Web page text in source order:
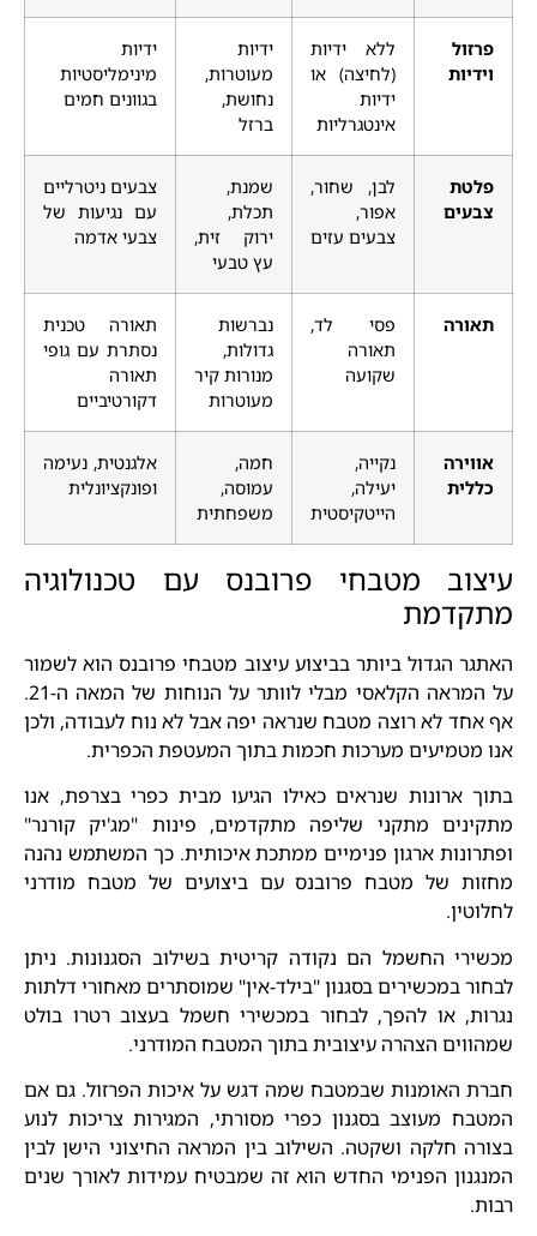
פרזול
וידיות
ללא ידיות
(לחיצה) או
ידיות
אינטגרליות
ידיות
מעוטרות,
נחושת,
ברזל
ידיות
מינימליסטיות
בגוונים חמים
פלטת
צבעים
לבן, שחור,
אפור,
צבעים עזים
שמנת,
תכלת,
ירוק זית,
עץ טבעי
צבעים ניטרליים
עם נגיעות של
צבעי אדמה
תאורה
פסי לד,
תאורה
שקועה
נברשות
גדולות,
מנורות קיר
מעוטרות
תאורה טכנית
נסתרת עם גופי
תאורה
דקורטיביים
אווירה
כללית
נקייה,
יעילה,
הייטקיסטית
חמה,
עמוסה,
משפחתית
אלגנטית, נעימה
ופונקציונלית
עיצוב מטבחי פרובנס עם טכנולוגיה
מתקדמת
האתגר הגדול ביותר בביצוע עיצוב מטבחי פרובנס הוא לשמור
על המראה הקלאסי מבלי לוותר על הנוחות של המאה ה-21.
אף אחד לא רוצה מטבח שנראה יפה אבל לא נוח לעבודה, ולכן
אנו מטמיעים מערכות חכמות בתוך המעטפת הכפרית.
בתוך ארונות שנראים כאילו הגיעו מבית כפרי בצרפת, אנו
מתקינים מתקני שליפה מתקדמים, פינות "מג'יק קורנר"
ופתרונות ארגון פנימיים ממתכת איכותית. כך המשתמש נהנה
מחזות של מטבח פרובנס עם ביצועים של מטבח מודרני
לחלוטין.
מכשירי החשמל הם נקודה קריטית בשילוב הסגנונות. ניתן
לבחור במכשירים בסגנון "בילד-אין" שמוסתרים מאחורי דלתות
נגרות, או להפך, לבחור במכשירי חשמל בעצוב רטרו בולט
שמהווים הצהרה עיצובית בתוך המטבח המודרני.
חברת האומנות שבמטבח שמה דגש על איכות הפרזול. גם אם
המטבח מעוצב בסגנון כפרי מסורתי, המגירות צריכות לנוע
בצורה חלקה ושקטה. השילוב בין המראה החיצוני הישן לבין
המנגנון הפנימי החדש הוא זה שמבטיח עמידות לאורך שנים
רבות.